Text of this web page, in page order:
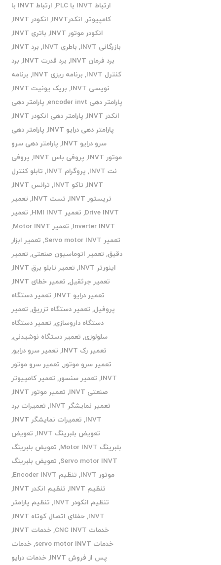
ارتباط INVT با PLC
,
ارتباط INVT با
کامپیوتر, انکدرINVT , انکودر INVT
,
انکودر موتور INVT
, باتری INVT
,
بازرگانی INVT
, باطری INVT , برد INVT
,
برد فرمان INVT
, برد قدرت INVT , برد
کنترل INVT
, برنامه ریزی INVT , برنامه
نویسی INVT
, بریک یونیت INVT
,
پارامتر دهی encoder invt
, پارامتر دهی
انکدر INVT
, پارامتر دهی انکودر INVT
,
پارامتر دهی درایو INVT
, پارامتر دهی
سرو درایو INVT
, پارامتر دهی سرو
موتور INVT
, پروفی باس INVT , پروفی
نت INVT
, پروگرام INVT , تابلو کنترل
INVT
, تاکو INVT , ترانس INVT
,
تریستور INVT
, تست INVT , تعمیر
Drive INVT
, تعمیر HMI INVT , تعمیر
Inverter INVT
, تعمیر Motor INVT
,
تعمیر Servo motor INVT
, تعمیر ابزار
دقیق, تعمیر اتوماسیون صنعتی, تعمیر
اینورتر INVT
, تعمیر تابلو برق INVT
,
تعمیر جرثقیل, تعمیر خطای INVT
,
تعمیر درایو INVT
, تعمیر دستگاه
پروفیل, تعمیر دستگاه تزریق, تعمیر
دستگاه داروسازی, تعمیر دستگاه
سلولوزی, تعمیر دستگاه نوشیدنی,
تعمیر رک INVT
, تعمیر سرو درایو,
تعمیر سرو موتور, تعمیر سرو موتور
INVT
, تعمیر سنسور, تعمیر کامپیوتر
صنعتی INVT
, تعمیر موتور INVT
,
تعمیر نمایشگر INVT
, تعمیرات برد
INVT
, تعمیرات نمایشگر INVT
,
تعویض بلبرینگ INVT
, تعویض
بلبرینگ Motor INVT
, تعویض بلبرینگ
Servo motor INVT
, تعویض بلبرینگ
موتور INVT
, تنظیم Encoder INVT
,
تنظیم INVT
, تنظیم انکدر INVT
,
تنظیم انکودر INVT
, تنظیم پارامتر
INVT
,حفلای اتصال کوتاه INVT
,
خدمات CNC INVT
,خدمات INVT
,
خدمات servo motor INVT
,خدمات
پس از فروش INVT
,خدمات درایو